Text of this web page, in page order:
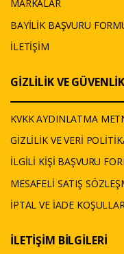
MARKALAR
BAYİLİK BAŞVURU
İLETİŞİM
GİZLİLİK VE GÜVENLİK
KVKK AYDINLATMA
GİZLİLİK VE VERİ
İLGİLİ KİŞİ BAŞVURU
MESAFELİ SATIŞ
İPTAL VE İADE
İLETİŞİM BİLGİLERİ